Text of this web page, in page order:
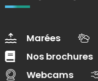
Marées
Nos brochures
Webcams